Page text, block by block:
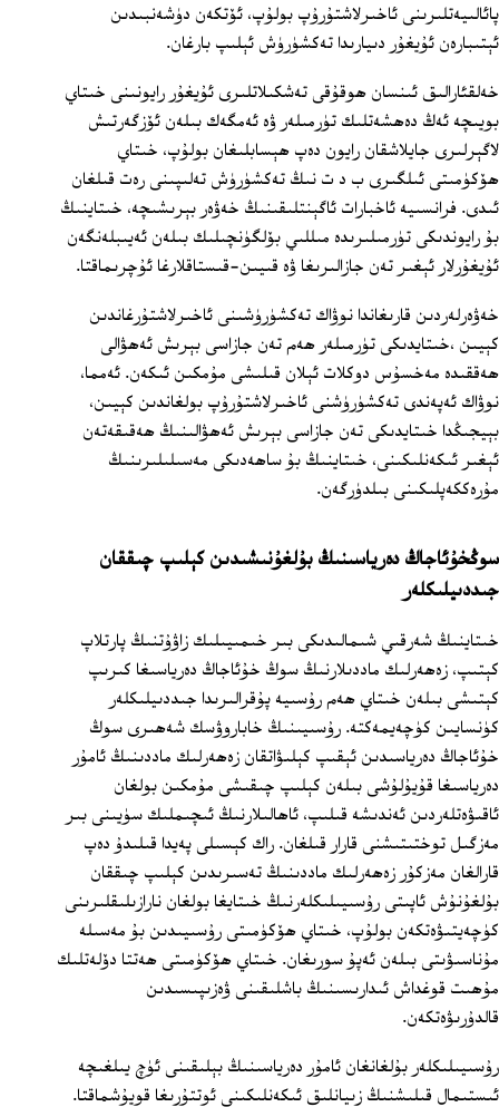
پائالىيەتلىرىنى ئاخىرلاشتۇرۇپ بولۇپ، ئۆتكەن دۈشەنبىدىن
ئېتىبارەن ئۇيغۇر دىيارىدا تەكشۈرۈش ئېلىپ بارغان.
خەلقئارالىق ئىنسان ھوقۇقى تەشكىلاتلىرى ئۇيغۇر رايونىنى خىتاي
بويىچە ئەڭ دەھشەتلىك تۈرمىلەر ۋە ئەمگەك بىلەن ئۆزگەرتىش
لاگېرلىرى جايلاشقان رايون دەپ ھېسابلىغان بولۇپ، خىتاي
ھۆكۈمىتى ئىلگىرى ب د ت نىڭ تەكشۈرۈش تەلىپىنى رەت قىلغان
ئىدى. فرانسىيە ئاخبارات ئاگېنتلىقىنىڭ خەۋەر بېرىشىچە، خىتاينىڭ
بۇ رايوندىكى تۈرمىلىرىدە مىللىي بۆلگۈنچىلىك بىلەن ئەيىبلەنگەن
ئۇيغۇرلار ئېغىر تەن جازالىرىغا ۋە قىيىن-قىستاقلارغا ئۇچرىماقتا.
خەۋەرلەردىن قارىغاندا نوۋاك تەكشۈرۈشىنى ئاخىرلاشتۇرغاندىن
كېيىن ،خىتايدىكى تۈرمىلەر ھەم تەن جازاسى بېرىش ئەھۋالى
ھەققىدە مەخسۇس دوكلات ئېلان قىلىشى مۇمكىن ئىكەن. ئەمما،
نوۋاك ئەپەندى تەكشۈرۈشنى ئاخىرلاشتۇرۇپ بولغاندىن كېيىن،
بېيجىڭدا خىتايدىكى تەن جازاسى بېرىش ئەھۋالىنىڭ ھەقىقەتەن
ئېغىر ئىكەنلىكىنى، خىتاينىڭ بۇ ساھەدىكى مەسىلىلىرىنىڭ
مۇرەككەپلىكىنى بىلدۈرگەن.
سوڭخۇئاجاڭ دەرياسىنىڭ بۇلغۇنىشىدىن كېلىپ چىققان
جىددىيلىكلەر
خىتاينىڭ شەرقىي شىمالىدىكى بىر خىمىيىلىك زاۋۇتنىڭ پارتلاپ
كېتىپ، زەھەرلىك ماددىلارنىڭ سوڭ خۇئاجاڭ دەرياسىغا كىرىپ
كېتىشى بىلەن خىتاي ھەم رۇسىيە پۇقرالىرىدا جىددىيلىكلەر
كۈنسايىن كۈچەيمەكتە. رۇسىيىنىڭ خاباروۋسك شەھىرى سوڭ
خۇئاجاڭ دەرياسىدىن ئېقىپ كېلىۋاتقان زەھەرلىك ماددىنىڭ ئامۇر
دەرياسىغا قۇيۇلۇشى بىلەن كېلىپ چىقىشى مۇمكىن بولغان
ئاقىۋەتلەردىن ئەندىشە قىلىپ، ئاھالىلارنىڭ ئىچىملىك سۈيىنى بىر
مەزگىل توختىتىشنى قارار قىلغان. راك كېسىلى پەيدا قىلىدۇ دەپ
قارالغان مەزكۇر زەھەرلىك ماددىنىڭ تەسىرىدىن كېلىپ چىققان
بۇلغۇنۇش ئاپىتى رۇسىيىلىكلەرنىڭ خىتايغا بولغان نارازىلىقلىرىنى
كۈچەيتىۋەتكەن بولۇپ، خىتاي ھۆكۈمىتى رۇسىيىدىن بۇ مەسىلە
مۇناسىۋىتى بىلەن ئەپۇ سورىغان. خىتاي ھۆكۈمىتى ھەتتا دۆلەتلىك
مۇھىت قوغداش ئىدارىسىنىڭ باشلىقىنى ۋەزىپىسىدىن
قالدۇرىۋەتكەن.
رۇسىيىلىكلەر بۇلغانغان ئامۇر دەرياسىنىڭ بېلىقىنى ئۈچ يىلغىچە
ئىستىمال قىلىشنىڭ زىيانلىق ئىكەنلىكىنى ئوتتۇرىغا قويۇشماقتا.